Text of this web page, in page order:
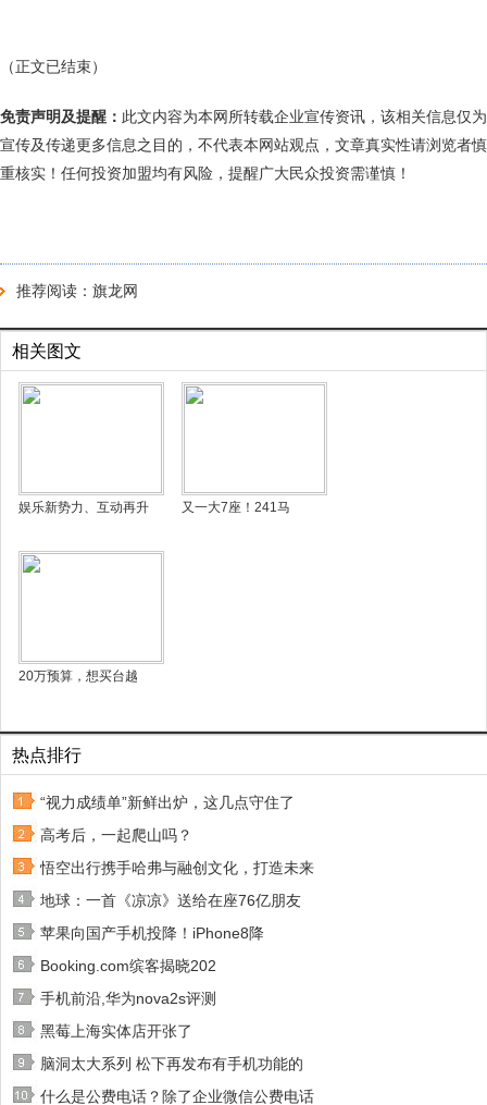
（正文已结束）
免责声明及提醒： 此文内容为本网所转载企业宣传资讯，该相关信息仅为
宣传及传递更多信息之目的，不代表本网站观点，文章真实性请浏览者慎
重核实！任何投资加盟均有风险，提醒广大民众投资需谨慎！
推荐阅读： 旗龙网
相关图文
娱乐新势力、互动再升 又一大7座！241马
20万预算，想买台越
热点排行
“视力成绩单”新鲜出炉，这几点守住了
高考后，一起爬山吗？
悟空出行携手哈弗与融创文化，打造未来
地球：一首《凉凉》送给在座76亿朋友
苹果向国产手机投降！iPhone8降
Booking.com缤客揭晓202
手机前沿,华为nova2s评测
黑莓上海实体店开张了
脑洞太大系列 松下再发布有手机功能的
什么是公费电话？除了企业微信公费电话